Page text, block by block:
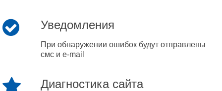
Уведомления
При обнаружении ошибок будут отправлены
смс и e-mail
Диагностика сайта